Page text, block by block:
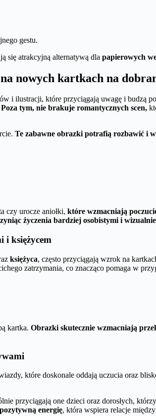
gestu.
się atrakcyjną alternatywą dla papierowych
nowych kartkach na
i ilustracji, które przyciągają uwagę i budzą
Poza tym, nie brakuje romantycznych scen,
Te zabawne obrazki potrafią rozbawić i
czy urocze aniołki, które wzmacniają
życzenia bardziej osobistymi i
i księżycem
księżyca, często przyciągają wzrok na
zatrzymania, co znacząco pomaga w
kartka. Obrazki skutecznie wzmacniają
które doskonale oddają uczucia oraz
przyciągają one dzieci oraz dorosłych,
energię, która wspiera relacje